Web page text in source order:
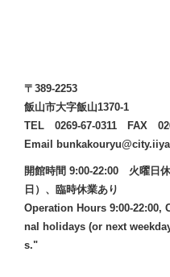
〒389-2253
飯山市大字飯山1370-1
TEL 0269-67-0311 FAX
Email
開館時間 9:00-22:00 火曜日
日）、臨時休業あり
Operation Hours 9:00-22:00,
nal holidays (or next
s."